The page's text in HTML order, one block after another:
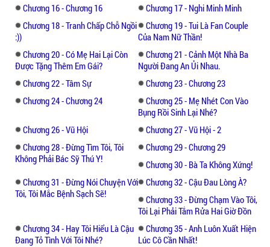
Mặt trời đang dần lặn xuống, tạo nên ánh
chiều tà, những đám mây trôi lơ lửng màu
hồng đỏ, dưới gốc cây phượng, hai đưa trẻ 3
tuổi 1 nam 1 nữ đang nô đùa vui vẻ. Những
yếu tố này kết hợp lại tạo nên nên một bức
tranh vô cùng hài hòa, đẹp đẽ.
Câu chuyện ngôn tình giữa hai người liệu sẽ
có một cái kết ngọt ngào chứ?
Chương 16 - Chương 16
Chương 17 - Nghi Minh Minh
Chương 18 - Tranh Chấp Chỗ Ngồi
:))
Chương 19 - Tui Là Fan Couple
Của Nam Nữ Thần!
Chương 20 - Có Mẹ Hai Lại Còn
Được Tặng Thêm Em Gái?
Chương 21 - Cảnh Một Nhà Ba
Người Đang An Ủi Nhau.
Chương 22 - Tâm Sự
Chương 23 - Chương 23
Chương 24 - Chương 24
Chương 25 - Mẹ Nhét Con Vào
Bụng Rồi Sinh Lại Nhé?
Chương 26 - Vũ Hội
Chương 27 - Vũ Hội - 2
Chương 28 - Đừng Tìm Tôi, Tôi
Không Phải Bác Sỹ Thú Y!
Chương 29 - Chương 29
Chương 30 - Bà Ta Không Xứng!
Chương 31 - Đừng Nói Chuyện Với
Tôi, Tôi Mắc Bệnh Sạch Sẽ!
Chương 32 - Cậu Đau Lòng À?
Chương 33 - Đừng Chạm Vào Tôi,
Tôi Lại Phải Tắm Rửa Hai Giờ Đồn
Chương 34 - Hay Tôi Hiểu Là Cậu
Đang Tỏ Tình Với Tôi Nhé?
Chương 35 - Anh Luôn Xuất Hiện
Lúc Cô Cần Nhất!